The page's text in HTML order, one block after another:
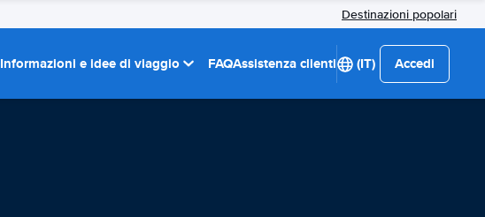
Destinazioni popolari
Informazioni e idee di viaggio FAQAssistenza clienti (IT) Accedi